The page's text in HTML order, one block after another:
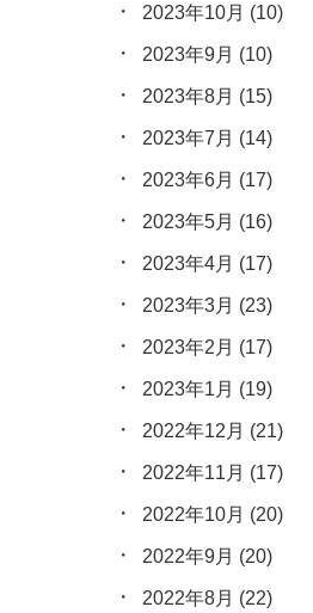
2023年10月 (10)
2023年9月 (10)
2023年8月 (15)
2023年7月 (14)
2023年6月 (17)
2023年5月 (16)
2023年4月 (17)
2023年3月 (23)
2023年2月 (17)
2023年1月 (19)
2022年12月 (21)
2022年11月 (17)
2022年10月 (20)
2022年9月 (20)
2022年8月 (22)